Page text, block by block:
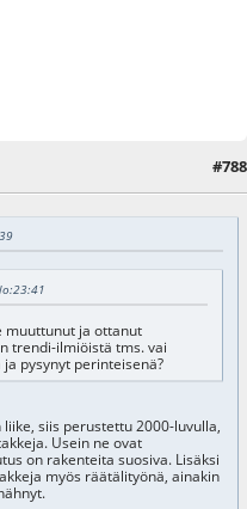
#788
muuttunut ja ottanut
trendi-ilmiöistä tms. vai
pysynyt perinteisenä?
siis perustettu 2000-luvulla,
Usein ne ovat
on rakenteita suosiva. Lisäksi
myös räätälityönä, ainakin